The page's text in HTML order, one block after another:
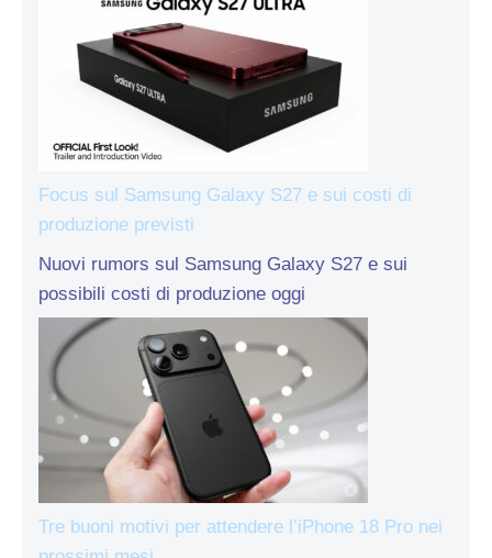
Focus sul Samsung Galaxy S27 e sui costi di
produzione previsti
Nuovi rumors sul Samsung Galaxy S27 e sui
possibili costi di produzione oggi
Tre buoni motivi per attendere l’iPhone 18 Pro nei